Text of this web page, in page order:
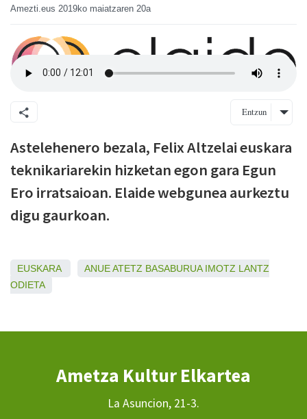
Amezti.eus 2019ko maiatzaren 20a
Entzun
Astelehenero bezala, Felix Altzelai euskara
teknikariarekin hizketan egon gara Egun
Ero irratsaioan. Elaide webgunea aurkeztu
digu gaurkoan.
EUSKARA ANUEATETZ BASABURUA IMOTZ LANTZ
ODIETA
Ametza Kultur Elkartea
La Asuncion, 21-3.